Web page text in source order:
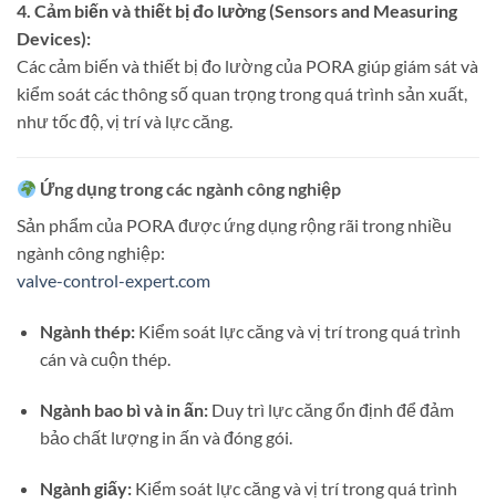
4. Cảm biến và thiết bị đo lường (Sensors and Measuring
Devices):
Các cảm biến và thiết bị đo lường của PORA giúp giám sát và
kiểm soát các thông số quan trọng trong quá trình sản xuất,
như tốc độ, vị trí và lực căng.
Ứng dụng trong các ngành công nghiệp
Sản phẩm của PORA được ứng dụng rộng rãi trong nhiều
ngành công nghiệp:
valve-control-expert.com
Ngành thép: Kiểm soát lực căng và vị trí trong quá trình
cán và cuộn thép.
Ngành bao bì và in ấn: Duy trì lực căng ổn định để đảm
bảo chất lượng in ấn và đóng gói.
Ngành giấy: Kiểm soát lực căng và vị trí trong quá trình